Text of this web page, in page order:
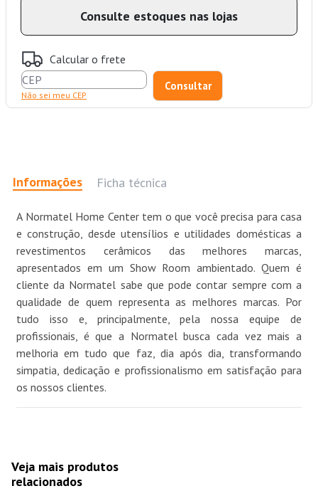
Consulte estoques nas lojas
Calcular o frete
Não sei meu CEP
Informações Ficha técnica
A Normatel Home Center tem o que você precisa para casa
e construção, desde utensílios e utilidades domésticas a
revestimentos cerâmicos das melhores marcas,
apresentados em um Show Room ambientado. Quem é
cliente da Normatel sabe que pode contar sempre com a
qualidade de quem representa as melhores marcas. Por
tudo isso e, principalmente, pela nossa equipe de
profissionais, é que a Normatel busca cada vez mais a
melhoria em tudo que faz, dia após dia, transformando
simpatia, dedicação e profissionalismo em satisfação para
os nossos clientes.
Veja mais produtos
relacionados